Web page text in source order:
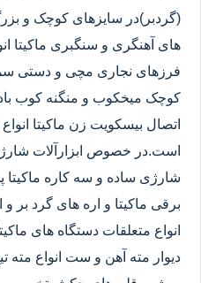
(گردبر)در سایزهای کوچک و
های آهنگری و سنگبری ماکیتا
فرزهای نجاری مچی و دستی
کوچک میخکوب و منگنه کوب
اتصال بیسکویت زن ماکیتا
است.در خصوص ابزارآلات
شارژی ساده و سه کاره
برقی ماکیتا و اره های گرد بر
انواع متعلقات دستگاه های
دیوار مته آهن و ست انواع مته